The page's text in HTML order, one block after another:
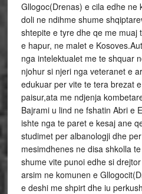
Gllogoc(Drenas) e cila edhe ne
doli ne ndihme shume
shtepite e tyre dhe qe me muaj
e hapur, ne malet e
nga intelektualet me te shquar
njohur si njeri nga veteranet e
edukuar per vite te tera brezat
paisur,ata me ndjenja
Bajrami u lind ne fshatin Abri e
ishte nga te paret e kesaj ane
studimet per albanologji dhe
mesimdhenes ne disa shkolla
shume vite punoi edhe si
arsim ne komunen e
e deshi me shpirt dhe iu